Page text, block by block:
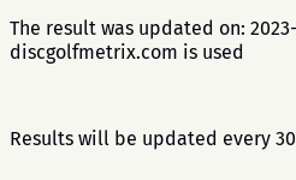
The result was updated on: 2023-
discgolfmetrix.com is used
Results will be updated every